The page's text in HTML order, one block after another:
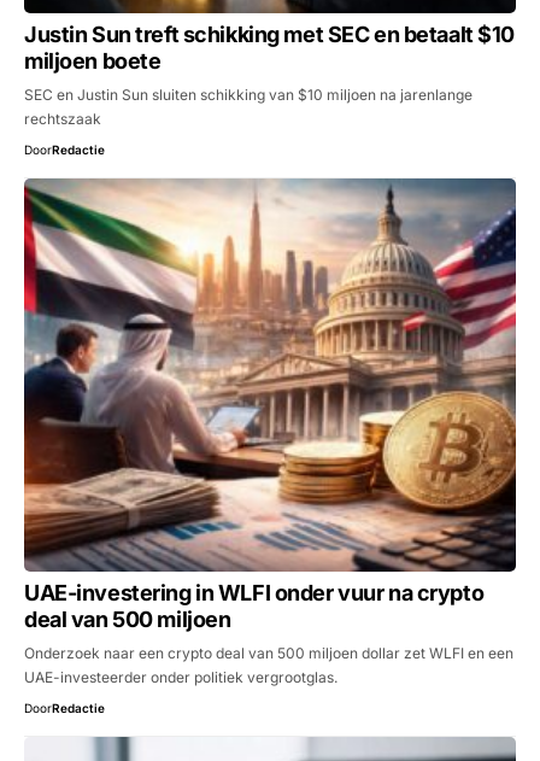
Justin Sun treft schikking met SEC en betaalt $10
miljoen boete
SEC en Justin Sun sluiten schikking van $10 miljoen na jarenlange
rechtszaak
DoorRedactie
UAE-investering in WLFI onder vuur na crypto
deal van 500 miljoen
Onderzoek naar een crypto deal van 500 miljoen dollar zet WLFI en een
UAE-investeerder onder politiek vergrootglas.
DoorRedactie